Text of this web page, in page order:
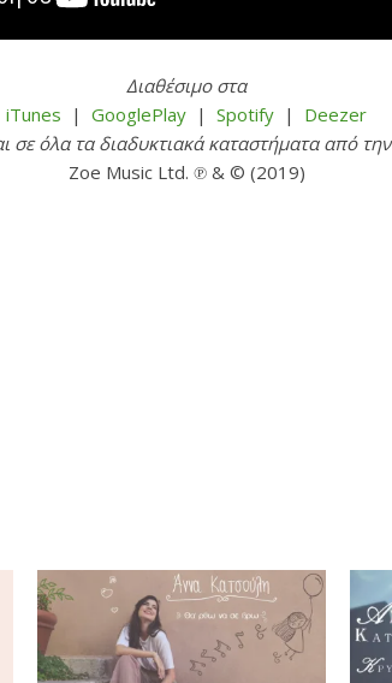
Διαθέσιμο στα
iTunes | GooglePlay | Spotify | Deezer
σε όλα τα διαδυκτιακά καταστήματα από την
Zoe Music Ltd. ℗ & © (2019)